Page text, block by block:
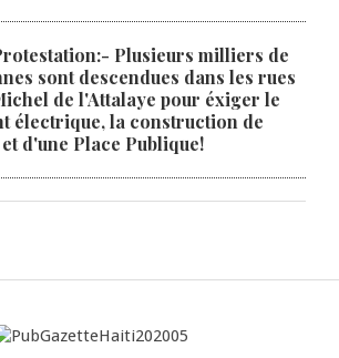
Plusieurs milliers de
sont descendues dans les rues
de l'Attalaye pour éxiger le
électrique, la construction de
d'une Place Publique!